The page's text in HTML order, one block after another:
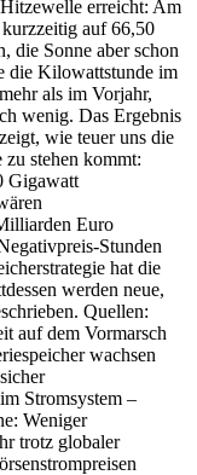
erreicht: Am
auf 66,50
die Sonne aber schon
die Kilowattstunde im
als im Vorjahr,
wenig. Das Ergebnis
wie teuer uns die
stehen kommt:
Gigawatt
Euro
Stunden
hat die
werden neue,
Quellen:
auf dem Vormarsch
wachsen
Stromsystem –
Weniger
trotz globaler